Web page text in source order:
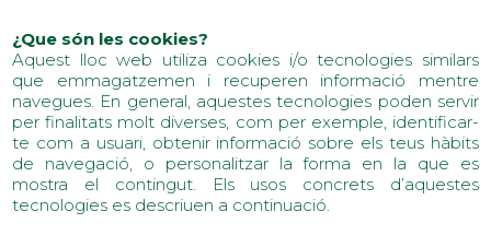
¿Que són les cookies?
Aquest lloc web utiliza cookies i/o tecnologies similars
que emmagatzemen i recuperen informació mentre
navegues. En general, aquestes tecnologies poden servir
per finalitats molt diverses, com per exemple, identificar-
te com a usuari, obtenir informació sobre els teus hàbits
de navegació, o personalitzar la forma en la que es
mostra el contingut. Els usos concrets d’aquestes
tecnologies es descriuen a continuació.